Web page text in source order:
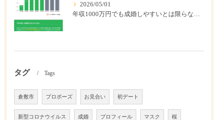
2026/05/01
年収1000万円でも成婚しやすいとは限らない? 「年収帯別の成婚率」のリアル
タグ Tags
倉敷市 プロポーズ お見合い 初デート
新型コロナウイルス 成婚 プロフィール マスク 桜